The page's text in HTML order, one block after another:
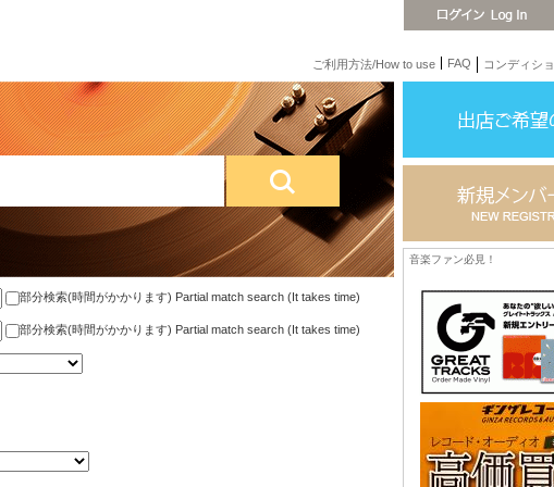
ご利用方法/How to use FAQ コンディシ
部分検索(時間がかかります) Partial match search (It takes time)
部分検索(時間がかかります) Partial match search (It takes time)
音楽ファン必見！